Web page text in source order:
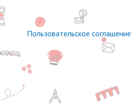
Пользовательское соглашение